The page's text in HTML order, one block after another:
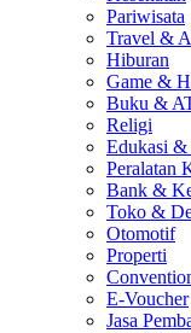
Pariwisata
Travel &
Hiburan
Game &
Buku &
Religi
Edukasi &
Peralatan
Bank &
Toko &
Otomotif
Properti
E-Voucher
Jasa